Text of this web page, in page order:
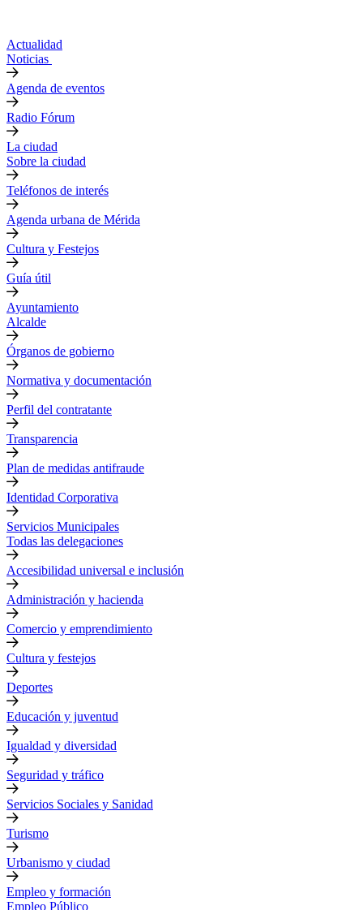
Actualidad
Noticias
Agenda de eventos
Radio Fórum
La ciudad
Sobre la ciudad
Teléfonos de interés
Agenda urbana de Mérida
Cultura y Festejos
Guía útil
Ayuntamiento
Alcalde
Órganos de gobierno
Normativa y documentación
Perfil del contratante
Transparencia
Plan de medidas antifraude
Identidad Corporativa
Servicios Municipales
Todas las delegaciones
Accesibilidad universal e inclusión
Administración y hacienda
Comercio y emprendimiento
Cultura y festejos
Deportes
Educación y juventud
Igualdad y diversidad
Seguridad y tráfico
Servicios Sociales y Sanidad
Turismo
Urbanismo y ciudad
Empleo y formación
Empleo Público